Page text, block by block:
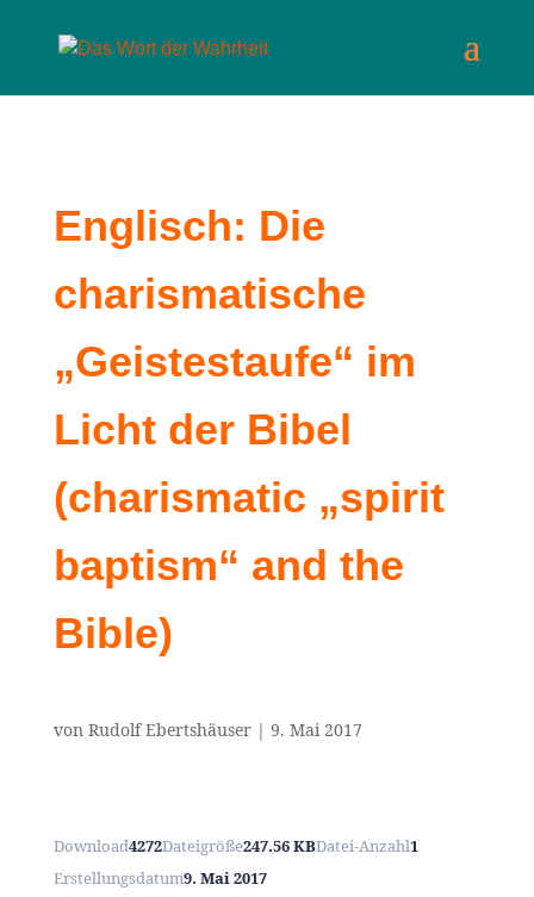
Englisch: Die
charismatische
„Geistestaufe“ im
Licht der Bibel
(charismatic „spirit
baptism“ and the
Bible)
von Rudolf Ebertshäuser| 9. Mai 2017
Download4272Dateigröße247.56 KBDatei-Anzahl1
Erstellungsdatum9. Mai 2017